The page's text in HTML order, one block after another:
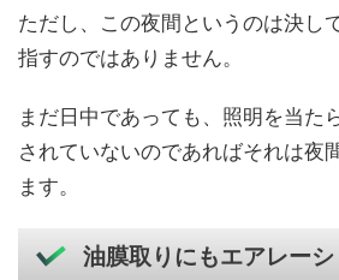
ただし、この夜間というのは決し
指すのではありません。
まだ日中であっても、照明を当た
されていないのであればそれは夜
ます。
油膜取りにもエアレー